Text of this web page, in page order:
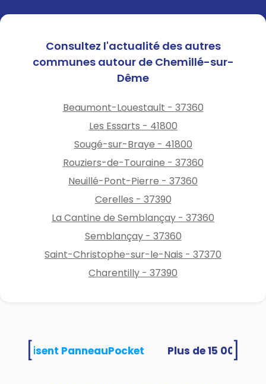
Consultez l'actualité des autres
communes autour de Chemillé-sur-
Dême
Beaumont-Louestault - 37360
Les Essarts - 41800
Sougé-sur-Braye - 41800
Rouziers-de-Touraine - 37360
Neuillé-Pont-Pierre - 37360
Cerelles - 37390
La Cantine de Semblançay - 37360
Semblançay - 37360
Saint-Christophe-sur-le-Nais - 37370
Charentilly - 37390
utilisent PanneauPocket